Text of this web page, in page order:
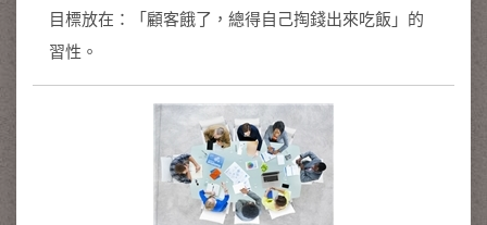
目標放在：「顧客餓了，總得自己掏錢出來吃飯」的
習性。